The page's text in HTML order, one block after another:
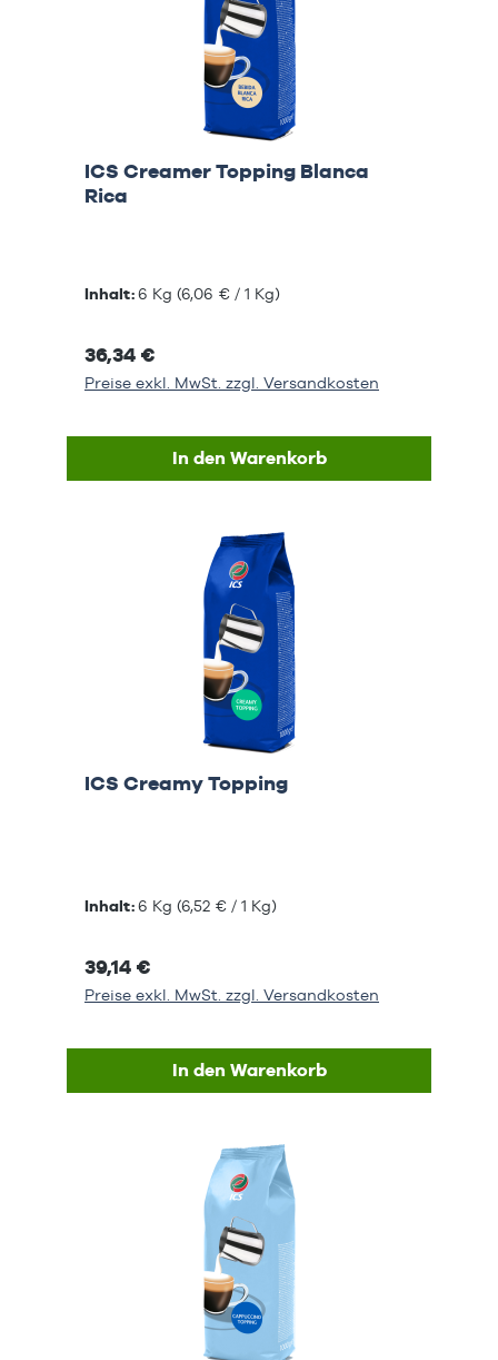
ICS Creamer Topping Blanca
Rica
Inhalt:6 Kg (6,06 € / 1 Kg)
36,34 €
Preise exkl. MwSt. zzgl. Versandkosten
In den Warenkorb
ICS Creamy Topping
Inhalt:6 Kg (6,52 € / 1 Kg)
39,14 €
Preise exkl. MwSt. zzgl. Versandkosten
In den Warenkorb